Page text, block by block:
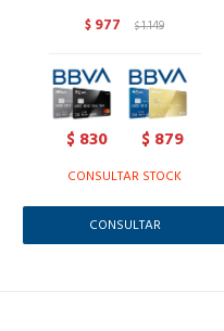
$ 977 $1.149
$ 830 $ 879
CONSULTAR STOCK
CONSULTAR